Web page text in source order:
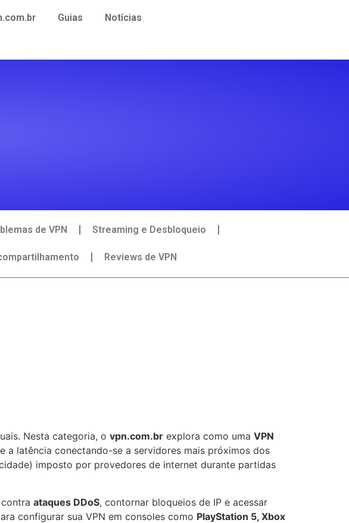
Guias Notícias
de VPN Streaming e Desbloqueio
Reviews de VPN
Nesta categoria, o vpn.com.br explora como uma VPN
a latência conectando-se a servidores mais próximos dos
imposto por provedores de internet durante partidas
ataques DDoS, contornar bloqueios de IP e acessar
configurar sua VPN em consoles como PlayStation 5, Xbox